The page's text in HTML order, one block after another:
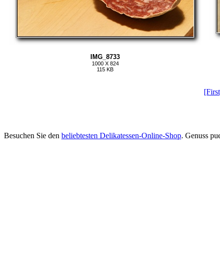
IMG_8733
1000 X 824
115 KB
Besuchen Sie den beliebtesten Delikatessen-Online-Shop. Genuss